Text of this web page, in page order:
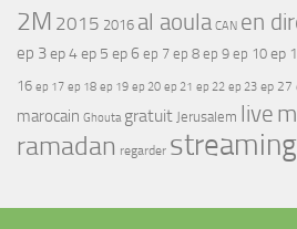
2M 2015 2016 al aoula CAN en
ep 3ep 4ep 5 ep 6 ep 7 ep 8 ep 9 ep 10 ep
16 ep 17 ep 18 ep 19 ep 20 ep 21 ep 22 ep 23 ep 27
marocain Ghouta gratuit Jerusalem live
ramadan regarder streaming